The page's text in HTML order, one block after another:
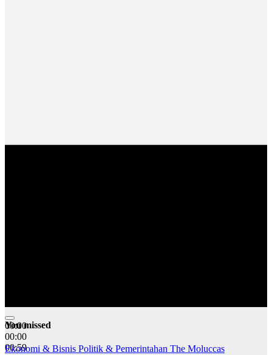
00:00
00:00
00:59
You missed
Ekonomi & Bisnis Politik & Pemerintahan The Moluccas